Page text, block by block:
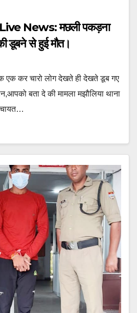
News: मछली पकड़ना
डूबने से हुई मौत।
एक कर चारो लोग देखते ही देखते डूब गए
बता दे की मामला मझौलिया थाना